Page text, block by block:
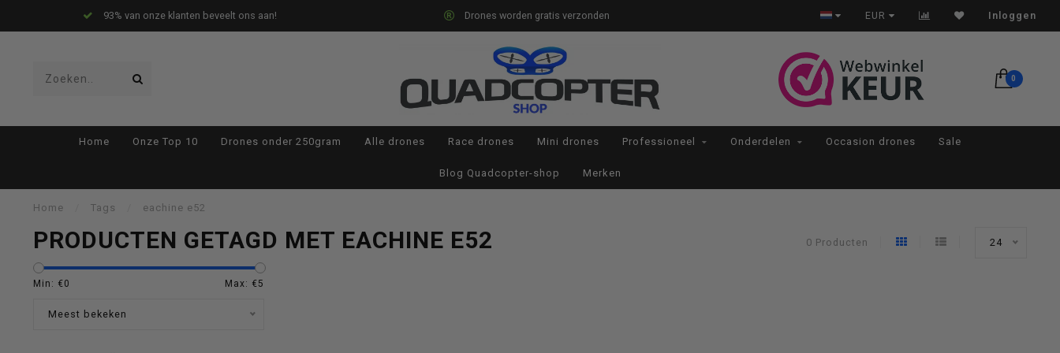
93% van onze klanten beveelt ons aan! Drones worden gratis verzonden Op werkdagen voor 22:00 besteld, morgen in huis*
EUR Inloggen
pijltjes
0
Home Onze Top 10 Drones onder 250gram Alle drones Race drones Mini drones Professioneel Onderdelen Occasion drones Sale
Blog Quadcopter-shop Merken
Home Tags eachine e52
PRODUCTEN GETAGD MET EACHINE E52 0 Producten 24
Min: €0 Max: €5
Meest bekeken